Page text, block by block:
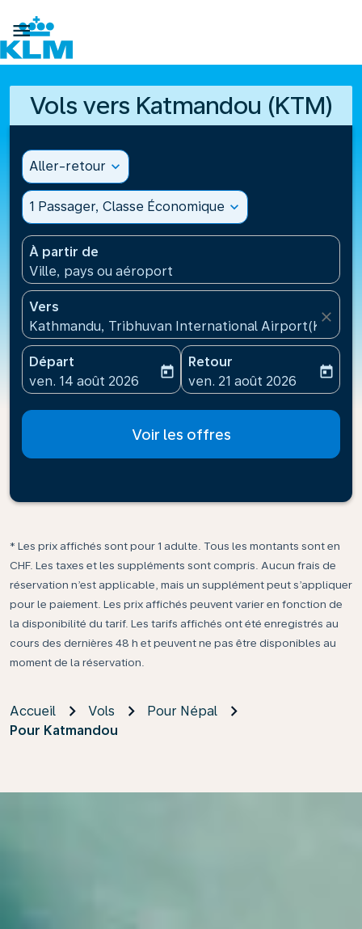

Vols vers Katmandou (KTM)
Aller-retour expand_more
1 Passager, Classe Économique expand_more
À partir de
Ville, pays ou aéroport
Vers
Kathmandu, Tribhuvan International Airport(KTM),
close
Départ
fc-booking-departure-date-aria-label
ven. 14 août 2026
today
Retour
fc-booking-return-date-
ven. 21 août 2026
today
Voir les offres
* Les prix affichés sont pour 1 adulte. Tous les montants sont en
CHF. Les taxes et les suppléments sont compris. Aucun frais de
réservation n’est applicable, mais un supplément peut s’appliquer
pour le paiement. Les prix affichés peuvent varier en fonction de
la disponibilité du tarif. Les tarifs affichés ont été enregistrés au
cours des dernières 48 h et peuvent ne pas être disponibles au
moment de la réservation.
Accueil Vols
Pour Népal
Pour Katmandou